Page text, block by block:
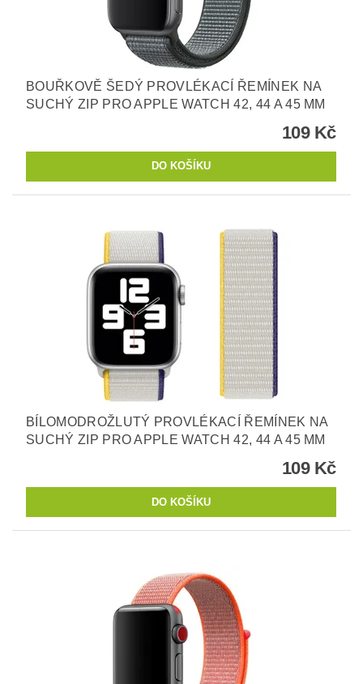
BOUŘKOVĚ ŠEDÝ PROVLÉKACÍ ŘEMÍNEK NA
SUCHÝ ZIP PRO APPLE WATCH 42, 44 A 45 MM
109 Kč
BÍLOMODROŽLUTÝ PROVLÉKACÍ ŘEMÍNEK NA
SUCHÝ ZIP PRO APPLE WATCH 42, 44 A 45 MM
109 Kč